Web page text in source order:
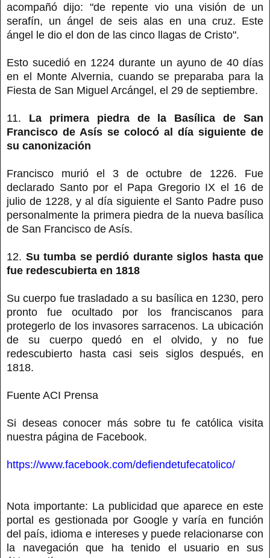
acompañó dijo: "de repente vio una visión de un
serafín, un ángel de seis alas en una cruz. Este
ángel le dio el don de las cinco llagas de Cristo".
Esto sucedió en 1224 durante un ayuno de 40 días
en el Monte Alvernia, cuando se preparaba para la
Fiesta de San Miguel Arcángel, el 29 de septiembre.
11. La primera piedra de la Basílica de San
Francisco de Asís se colocó al día siguiente de
su canonización
Francisco murió el 3 de octubre de 1226. Fue
declarado Santo por el Papa Gregorio IX el 16 de
julio de 1228, y al día siguiente el Santo Padre puso
personalmente la primera piedra de la nueva basílica
de San Francisco de Asís.
12. Su tumba se perdió durante siglos hasta que
fue redescubierta en 1818
Su cuerpo fue trasladado a su basílica en 1230, pero
pronto fue ocultado por los franciscanos para
protegerlo de los invasores sarracenos. La ubicación
de su cuerpo quedó en el olvido, y no fue
redescubierto hasta casi seis siglos después, en
1818.
Fuente ACI Prensa
Si deseas conocer más sobre tu fe católica visita
nuestra página de Facebook.
https://www.facebook.com/defiendetufecatolico/
Nota importante: La publicidad que aparece en este
portal es gestionada por Google y varía en función
del país, idioma e intereses y puede relacionarse con
la navegación que ha tenido el usuario en sus